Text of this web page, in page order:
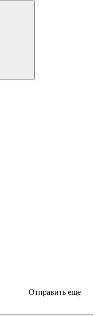
Отправить еще